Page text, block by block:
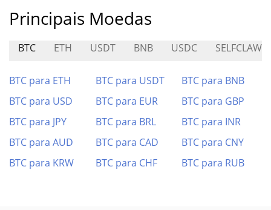
Principais Moedas
BTC ETH USDT BNB USDC SELFCLAW
BTC para ETH BTC para USDT
BTC para BNB
BTC para USD
BTC para EUR
BTC para GBP
BTC para JPY
BTC para BRL
BTC para INR
BTC para AUD
BTC para CAD
BTC para CNY
BTC para KRW
BTC para CHF BTC para RUB